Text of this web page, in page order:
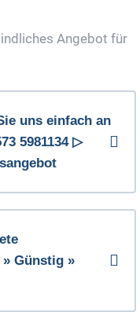
Angebot für
uns einfach an
5981134 ▷
Günstig »